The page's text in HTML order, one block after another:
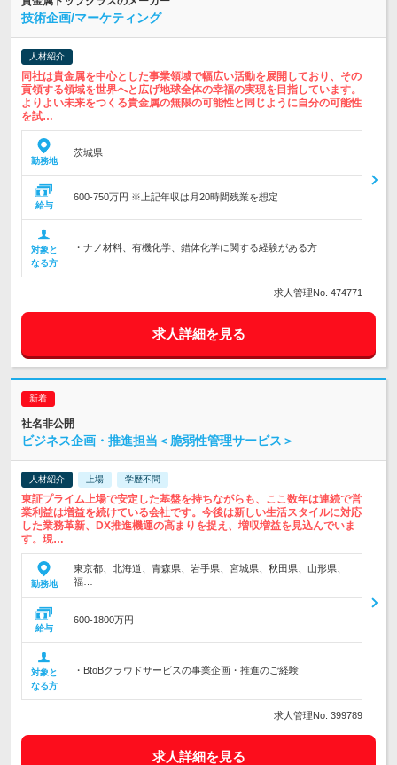
技術企画/マーケティング
人材紹介
同社は貴金属を中心とした事業領域で幅広い活動を展開しており、その
貢領する領域を世界へと広げ地球全体の幸福の実現を目指しています。
よりよい未来をつくる貴金属の無限の可能性と同じように自分の可能性
を試…
勤務地
茨城県
給与
600-750万円 ※上記年収は月20時間残業を想定
対象と
なる方
・ナノ材料、有機化学、錯体化学に関する経験がある方
求人管理No. 474771
求人詳細を見る
社名非公開
ビジネス企画・推進担当＜脆弱性管理サービス＞
人材紹介 上場 学歴不問
東証プライム上場で安定した基盤を持ちながらも、ここ数年は連続で営
業利益は増益を続けている会社です。今後は新しい生活スタイルに対応
した業務革新、DX推進機運の高まりを捉え、増収増益を見込んでいま
す。現…
勤務地
東京都、北海道、青森県、岩手県、宮城県、秋田県、山形県、
福…
給与
600-1800万円
対象と
なる方
・BtoBクラウドサービスの事業企画・推進のご経験
求人管理No. 399789
求人詳細を見る